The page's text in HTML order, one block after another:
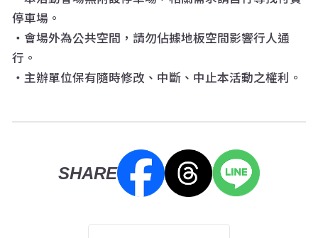
停車場。
・會場外為公共空間，請勿佔據地板空間影響行人通
行。
・主辦單位保有隨時修改、中斷、中止本活動之權利。
SHARE